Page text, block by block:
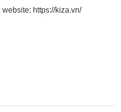
https://kiza.vn/